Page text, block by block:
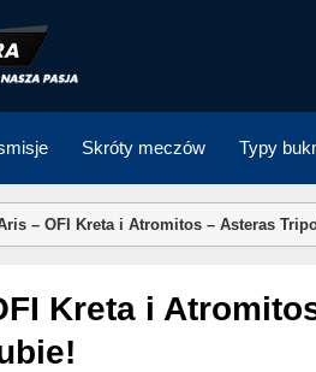
Skróty meczów Typy
– OFI Kreta i Atromitos – Asteras